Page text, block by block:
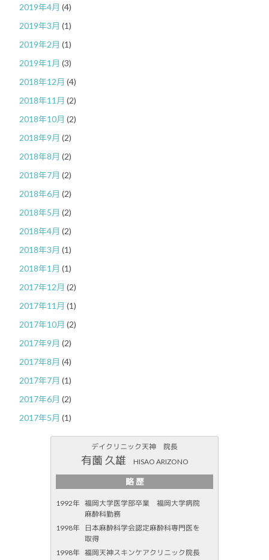
2019年4月 (4)
2019年3月 (1)
2019年2月 (1)
2019年1月 (3)
2018年12月 (4)
2018年11月 (2)
2018年10月 (2)
2018年9月 (2)
2018年8月 (2)
2018年7月 (2)
2018年6月 (2)
2018年5月 (2)
2018年4月 (2)
2018年3月 (1)
2018年1月 (1)
2017年12月 (2)
2017年11月 (1)
2017年10月 (2)
2017年9月 (2)
2017年8月 (4)
2017年7月 (1)
2017年6月 (2)
2017年5月 (1)
デイクリニック天神 院長
有薗 久雄 HISAO ARIZONO
略 歴
1992年 福岡大学医学部卒業 福岡大学病院
麻酔科勤務
1998年
日本麻酔科学会認定麻酔科専門医を
取得
1998年 福岡天神スキンケアクリニック院長